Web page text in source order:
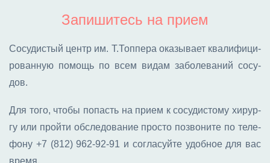
Запишитесь на прием
Со­су­ди­стый центр им. Т.Топ­пе­ра ока­зы­ва­ет ква­ли­фи­ци­
ро­ван­ную по­мощь по всем ви­дам за­бо­ле­ва­ний со­су­
дов.
Для то­го, что­бы по­пасть на при­ем к со­су­ди­сто­му хи­рур­
гу или прой­ти об­сле­до­ва­ние про­сто по­зво­ни­те по те­ле­
фо­ну +7 (812) 962-92-91 и со­гла­суй­те удоб­ное для вас
вре­мя.